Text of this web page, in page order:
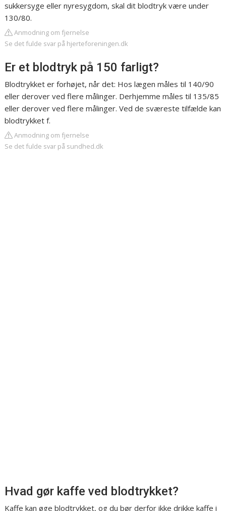
sukkersyge eller nyresygdom, skal dit blodtryk være under
130/80.
Anmodning om fjernelse
Se det fulde svar på hjerteforeningen.dk
Er et blodtryk på 150 farligt?
Blodtrykket er forhøjet, når det: Hos lægen måles til 140/90
eller derover ved flere målinger. Derhjemme måles til 135/85
eller derover ved flere målinger. Ved de sværeste tilfælde kan
blodtrykket f.
Anmodning om fjernelse
Se det fulde svar på sundhed.dk
Hvad gør kaffe ved blodtrykket?
Kaffe kan øge blodtrykket, og du bør derfor ikke drikke kaffe i